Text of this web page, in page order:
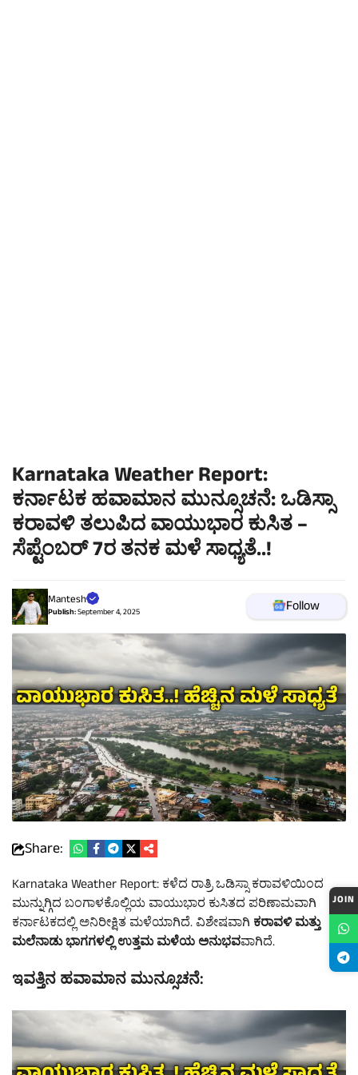
Karnataka Weather Report:
ಕರ್ನಾಟಕ ಹವಾಮಾನ ಮುನ್ಸೂಚನೆ: ಒಡಿಸ್ಸಾ
ಕರಾವಳಿ ತಲುಪಿದ ವಾಯುಭಾರ ಕುಸಿತ –
ಸೆಪ್ಟೆಂಬರ್ 7ರ ತನಕ ಮಳೆ ಸಾಧ್ಯತೆ..!
Mantesh
Publish:September 4, 2025 Follow
Share:
Karnataka Weather Report: ಕಳೆದ ರಾತ್ರಿ ಒಡಿಸ್ಸಾ ಕರಾವಳಿಯಿಂದ
ಮುನ್ನುಗ್ಗಿದ ಬಂಗಾಳಕೊಲ್ಲಿಯ ವಾಯುಭಾರ ಕುಸಿತದ ಪರಿಣಾಮವಾಗಿ
ಕರ್ನಾಟಕದಲ್ಲಿ ಅನಿರೀಕ್ಷಿತ ಮಳೆಯಾಗಿದೆ. ವಿಶೇಷವಾಗಿ ಕರಾವಳಿ ಮತ್ತು
ಮಲೆನಾಡು ಭಾಗಗಳಲ್ಲಿ ಉತ್ತಮ ಮಳೆಯ ಅನುಭವವಾಗಿದೆ.
ಇವತ್ತಿನ ಹವಾಮಾನ ಮುನ್ಸೂಚನೆ:
JOIN